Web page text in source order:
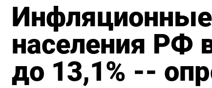
населения РФ
до 13,1% --